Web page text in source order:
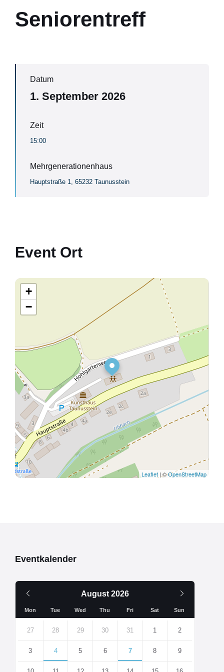
Seniorentreff
Datum
1. September 2026
Zeit
15:00
Mehrgenerationenhaus
Hauptstraße 1, 65232 Taunusstein
Event Ort
+
−
Leaflet | ©OpenStreetMap
Eventkalender
August 2026
Monat
Mon Tue Wed Thu Fri Sat Sun
Kalendertage
27 28 29 30 31 1 2
3 4 5 6 7 8 9